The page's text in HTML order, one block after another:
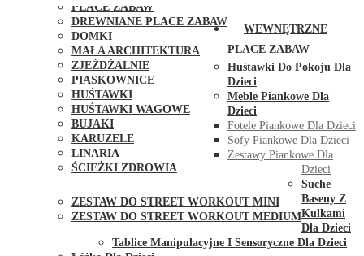
PLACE ZABAW
DREWNIANE PLACE ZABAW
DOMKI
MAŁA ARCHITEKTURA
ZJEŻDŻALNIE
PIASKOWNICE
HUŚTAWKI
HUŚTAWKI WAGOWE
BUJAKI
KARUZELE
LINARIA
ŚCIEŻKI ZDROWIA
ZESTAW DO STREET WORKOUT MINI
ZESTAW DO STREET WORKOUT MEDIUM
WEWNĘTRZNE
PLACE ZABAW
Huśtawki Do Pokoju Dla
Dzieci
Meble Piankowe Dla
Dzieci
Fotele Piankowe Dla Dzieci
Sofy Piankowe Dla Dzieci
Zestawy Piankowe Dla
Dzieci
Suche
Baseny Z
Kulkami
Dla Dzieci
Tablice Manipulacyjne I Sensoryczne Dla Dzieci